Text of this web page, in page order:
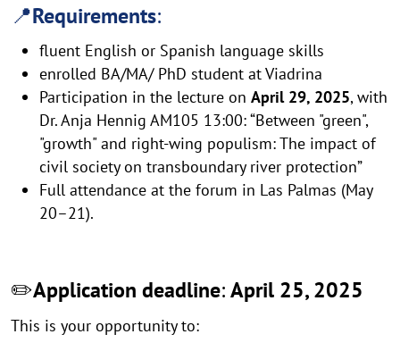
📍Requirements:
fluent English or Spanish language skills
enrolled BA/MA/ PhD student at Viadrina
Participation in the lecture on April 29, 2025, with
Dr. Anja Hennig AM105 13:00: “Between "green",
"growth" and right-wing populism: The impact of
civil society on transboundary river protection”
Full attendance at the forum in Las Palmas (May
20–21).
✏️Application deadline:April 25, 2025
This is your opportunity to: